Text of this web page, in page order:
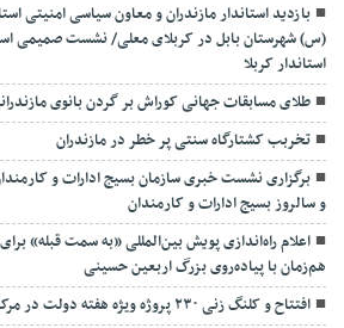
بازدید استاندار مازندران و معاون سیاسی امنیتی
(س) شهرستان بابل در کربلای معلی/ نشست صمیمی
استاندار کربلا
طلای مسابقات جهانی کوراش بر گردن بانوی
تخربب کشتارگاه سنتی پر خطر در مازندران
برگزاری نشست خبری سازمان بسیج ادارات و
و سالروز بسیج ادارات و کارمندان
اعلام راه‌اندازی پویش بین‌المللی «به سمت قبله»
هم‌زمان با پیاده‌روی بزرگ اربعین حسینی
افتتاح و کلنگ زنی ۲۳۰ پروژه ویژه هفته دولت در مرکز مازندران